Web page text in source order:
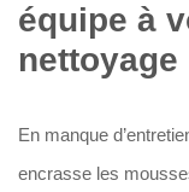
équipe à
nettoyage
En manque
encrasse les